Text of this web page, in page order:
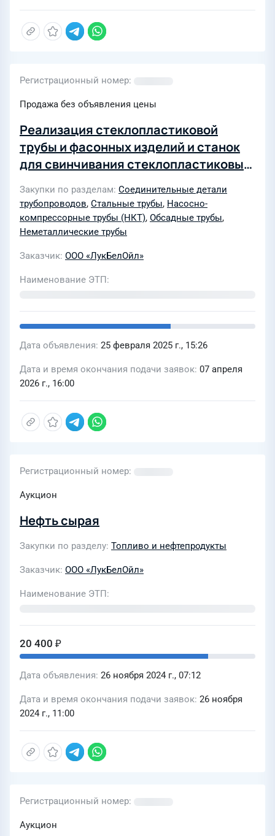
Регистрационный номер
Продажа без объявления цены
Реализация стеклопластиковой
трубы и фасонных изделий и станок
для свинчивания стеклопластиковых
Закупки по разделам Соединительные детали
трубопроводов, Стальные трубы, Насосно-
компрессорные трубы (НКТ), Обсадные трубы,
Неметаллические трубы
Заказчик ООО «ЛукБелОйл»
Наименование ЭТП
Дата объявления 25 февраля 2025 г., 15:26
Дата и время окончания подачи заявок 07 апреля
2026 г., 16:00
Регистрационный номер
Аукцион
Нефть сырая
Закупки по разделу Топливо и нефтепродукты
Заказчик ООО «ЛукБелОйл»
Наименование ЭТП
20 400 ₽
Дата объявления 26 ноября 2024 г., 07:12
Дата и время окончания подачи заявок 26 ноября
2024 г., 11:00
Регистрационный номер
Аукцион